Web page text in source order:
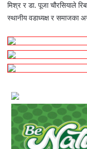
मिश्र र डा. पूजा चौरसियाले
स्थानीय वडाध्यक्ष र समाजका